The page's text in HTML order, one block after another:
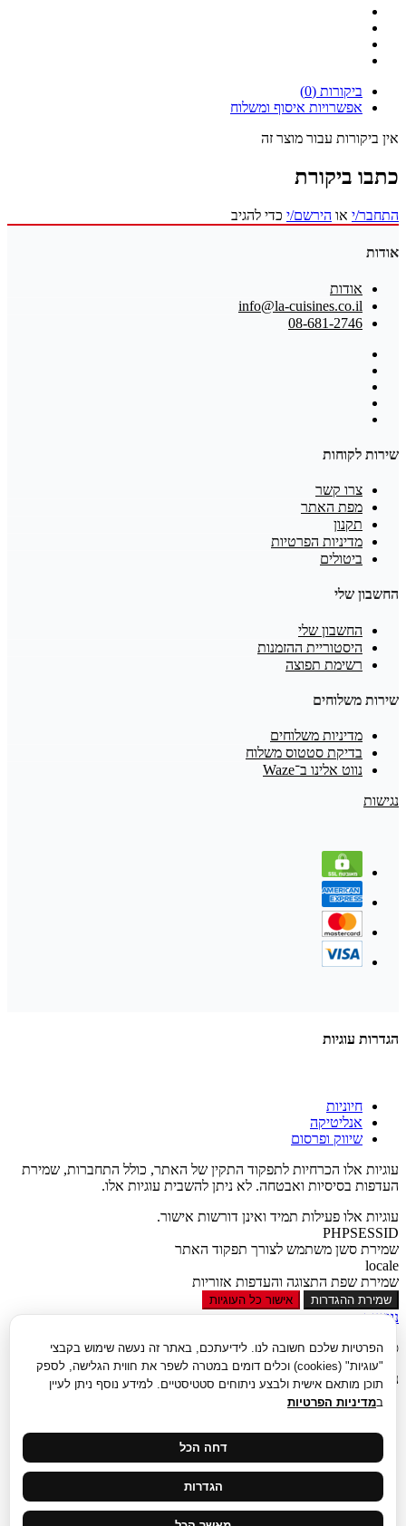
ביקורות (0)
אפשרויות איסוף ומשלוח
אין ביקורות עבור מוצר זה
כתבו ביקורת
התחבר/י או הירשם/י כדי להגיב
אודות
אודות
info@la-cuisines.co.il
08-681-2746
שירות לקוחות
צרו קשר
מפת האתר
תקנון
מדיניות הפרטיות
ביטולים
החשבון שלי
החשבון שלי
היסטוריית ההזמנות
רשימת תפוצה
שירות משלוחים
מדיניות משלוחים
בדיקת סטטוס משלוח
נווט אלינו ב־Waze
נגישות
הפרטיות שלכם חשובה לנו. לידיעתכם, באתר זה נעשה שימוש בקבצי
"עוגיות" (cookies) וכלים דומים במטרה לשפר את חווית הגלישה, לספק
תוכן מותאם אישית ולבצע ניתוחים סטטיסטיים. למידע נוסף ניתן לעיין
במדיניות הפרטיות
דחה הכל
הגדרות
הגדרות עוגיות
חיוניות
אנליטיקה
שיווק ופרסום
עוגיות אלו הכרחיות לתפקוד התקין של האתר, כולל התחברות, שמירת
העדפות בסיסיות ואבטחה. לא ניתן להשבית עוגיות אלו.
עוגיות אלו פעילות תמיד ואינן דורשות אישור.
PHPSESSID
שמירת סשן משתמש לצורך תפקוד האתר
locale
שמירת שפת התצוגה והעדפות אזוריות
שמירת ההגדרות אישור כל העוגיות
נגישות
סגור
נגישות
הגדל טקסט
ניגודיות הפוכה
הדגשת קישורים